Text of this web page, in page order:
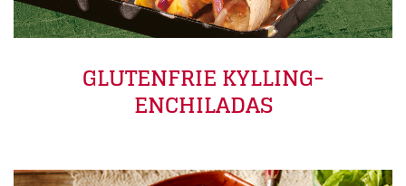
GLUTENFRIE KYLLING-
ENCHILADAS